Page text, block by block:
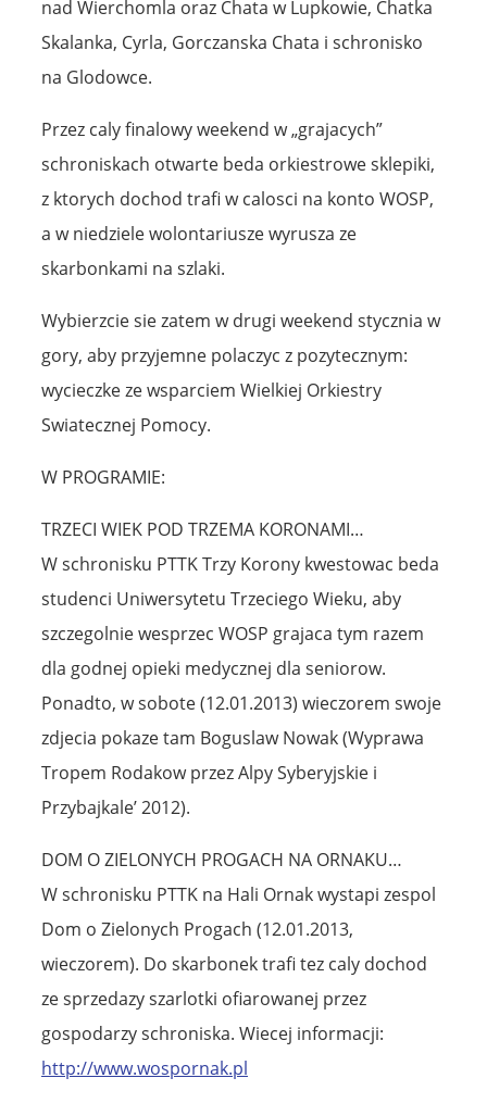
nad Wierchomla oraz Chata w Lupkowie, Chatka
Skalanka, Cyrla, Gorczanska Chata i schronisko
na Glodowce.
Przez caly finalowy weekend w „grajacych”
schroniskach otwarte beda orkiestrowe sklepiki,
z ktorych dochod trafi w calosci na konto WOSP,
a w niedziele wolontariusze wyrusza ze
skarbonkami na szlaki.
Wybierzcie sie zatem w drugi weekend stycznia w
gory, aby przyjemne polaczyc z pozytecznym:
wycieczke ze wsparciem Wielkiej Orkiestry
Swiatecznej Pomocy.
W PROGRAMIE:
TRZECI WIEK POD TRZEMA KORONAMI…
W schronisku PTTK Trzy Korony kwestowac beda
studenci Uniwersytetu Trzeciego Wieku, aby
szczegolnie wesprzec WOSP grajaca tym razem
dla godnej opieki medycznej dla seniorow.
Ponadto, w sobote (12.01.2013) wieczorem swoje
zdjecia pokaze tam Boguslaw Nowak (Wyprawa
Tropem Rodakow przez Alpy Syberyjskie i
Przybajkale’ 2012).
DOM O ZIELONYCH PROGACH NA ORNAKU…
W schronisku PTTK na Hali Ornak wystapi zespol
Dom o Zielonych Progach (12.01.2013,
wieczorem). Do skarbonek trafi tez caly dochod
ze sprzedazy szarlotki ofiarowanej przez
gospodarzy schroniska. Wiecej informacji:
http://www.wospornak.pl